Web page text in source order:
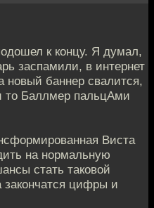
к концу. Я думал,
заспамили, в интернет
новый баннер свалится,
то Баллмер пальцАми
Виста
на нормальную
стать таковой
цифры и